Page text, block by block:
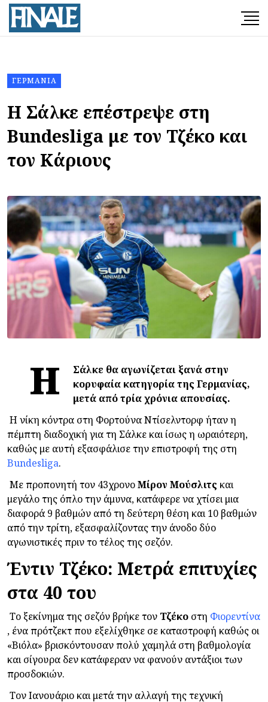
ΓΕΡΜΑΝΊΑ
Η Σάλκε επέστρεψε στη
Bundesliga με τον Τζέκο και
τον Κάριους
Η
Σάλκε θα αγωνίζεται ξανά στην
κορυφαία κατηγορία της Γερμανίας,
μετά από τρία χρόνια απουσίας.
Η νίκη κόντρα στη Φορτούνα Ντίσελντορφ ήταν η
πέμπτη διαδοχική για τη Σάλκε και ίσως η ωραιότερη,
καθώς με αυτή εξασφάλισε την επιστροφή της στη
Bundesliga.
Με προπονητή τον 43χρονοΜίρον Μούσλιτς και
μεγάλο της όπλο την άμυνα, κατάφερε να χτίσει μια
διαφορά 9 βαθμών από τη δεύτερη θέση και 10 βαθμών
από την τρίτη, εξασφαλίζοντας την άνοδο δύο
αγωνιστικές πριν το τέλος της σεζόν.
Έντιν Τζέκο: Μετρά επιτυχίες
στα 40 του
Το ξεκίνημα της σεζόν βρήκε τον Τζέκο στη Φιορεντίνα
, ένα πρότζεκτ που εξελίχθηκε σε καταστροφή καθώς οι
«Βιόλα» βρισκόντουσαν πολύ χαμηλά στη βαθμολογία
και σίγουρα δεν κατάφεραν να φανούν αντάξιοι των
προσδοκιών.
Τον Ιανουάριο και μετά την αλλαγή της τεχνική